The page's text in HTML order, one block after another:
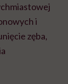
i
zęba,